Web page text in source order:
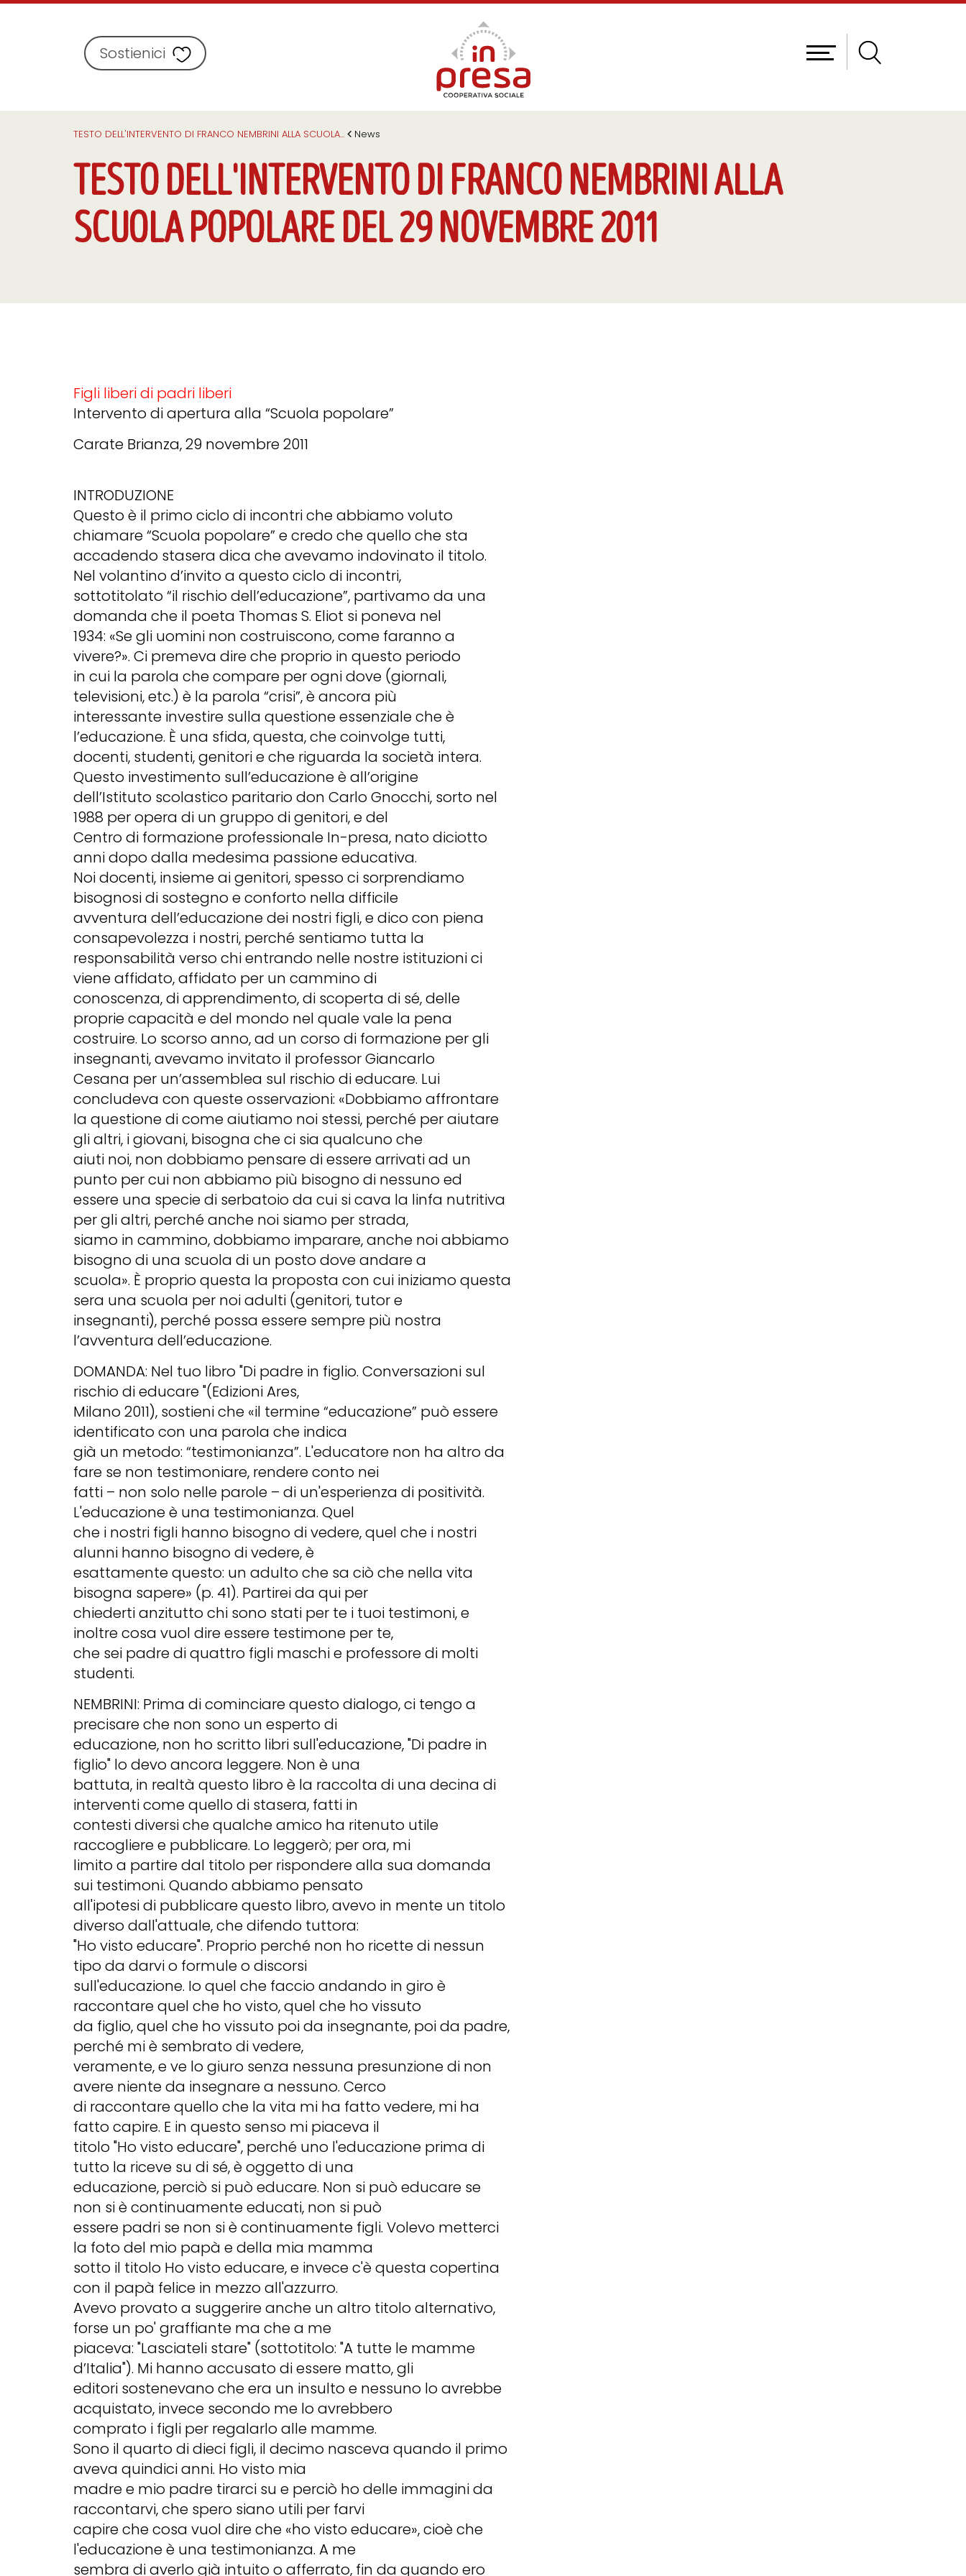
Sostienici
News
TESTO DELL'INTERVENTO DI FRANCO NEMBRINI ALLA SCUOLA...
TESTO DELL'INTERVENTO DI FRANCO NEMBRINI ALLA
SCUOLA POPOLARE DEL 29 NOVEMBRE 2011
Figli liberi di padri liberi
Intervento di apertura alla “Scuola popolare”
Carate Brianza, 29 novembre 2011
INTRODUZIONE
Questo è il primo ciclo di incontri che abbiamo voluto
chiamare “Scuola popolare” e credo che quello che sta
accadendo stasera dica che avevamo indovinato il titolo.
Nel volantino d’invito a questo ciclo di incontri,
sottotitolato “il rischio dell’educazione”, partivamo da una
domanda che il poeta Thomas S. Eliot si poneva nel
1934: «Se gli uomini non costruiscono, come faranno a
vivere?». Ci premeva dire che proprio in questo periodo
in cui la parola che compare per ogni dove (giornali,
televisioni, etc.) è la parola “crisi”, è ancora più
interessante investire sulla questione essenziale che è
l’educazione. È una sfida, questa, che coinvolge tutti,
docenti, studenti, genitori e che riguarda la società intera.
Questo investimento sull’educazione è all’origine
dell’Istituto scolastico paritario don Carlo Gnocchi, sorto nel
1988 per opera di un gruppo di genitori, e del
Centro di formazione professionale In-presa, nato diciotto
anni dopo dalla medesima passione educativa.
Noi docenti, insieme ai genitori, spesso ci sorprendiamo
bisognosi di sostegno e conforto nella difficile
avventura dell’educazione dei nostri figli, e dico con piena
consapevolezza i nostri, perché sentiamo tutta la
responsabilità verso chi entrando nelle nostre istituzioni ci
viene affidato, affidato per un cammino di
conoscenza, di apprendimento, di scoperta di sé, delle
proprie capacità e del mondo nel quale vale la pena
costruire. Lo scorso anno, ad un corso di formazione per gli
insegnanti, avevamo invitato il professor Giancarlo
Cesana per un’assemblea sul rischio di educare. Lui
concludeva con queste osservazioni: «Dobbiamo affrontare
la questione di come aiutiamo noi stessi, perché per aiutare
gli altri, i giovani, bisogna che ci sia qualcuno che
aiuti noi, non dobbiamo pensare di essere arrivati ad un
punto per cui non abbiamo più bisogno di nessuno ed
essere una specie di serbatoio da cui si cava la linfa nutritiva
per gli altri, perché anche noi siamo per strada,
siamo in cammino, dobbiamo imparare, anche noi abbiamo
bisogno di una scuola di un posto dove andare a
scuola». È proprio questa la proposta con cui iniziamo questa
sera una scuola per noi adulti (genitori, tutor e
insegnanti), perché possa essere sempre più nostra
l’avventura dell’educazione.
DOMANDA: Nel tuo libro "Di padre in figlio. Conversazioni sul
rischio di educare "(Edizioni Ares,
Milano 2011), sostieni che «il termine “educazione” può essere
identificato con una parola che indica
già un metodo: “testimonianza”. L'educatore non ha altro da
fare se non testimoniare, rendere conto nei
fatti – non solo nelle parole – di un'esperienza di positività.
L'educazione è una testimonianza. Quel
che i nostri figli hanno bisogno di vedere, quel che i nostri
alunni hanno bisogno di vedere, è
esattamente questo: un adulto che sa ciò che nella vita
bisogna sapere» (p. 41). Partirei da qui per
chiederti anzitutto chi sono stati per te i tuoi testimoni, e
inoltre cosa vuol dire essere testimone per te,
che sei padre di quattro figli maschi e professore di molti
studenti.
NEMBRINI: Prima di cominciare questo dialogo, ci tengo a
precisare che non sono un esperto di
educazione, non ho scritto libri sull'educazione, "Di padre in
figlio" lo devo ancora leggere. Non è una
battuta, in realtà questo libro è la raccolta di una decina di
interventi come quello di stasera, fatti in
contesti diversi che qualche amico ha ritenuto utile
raccogliere e pubblicare. Lo leggerò; per ora, mi
limito a partire dal titolo per rispondere alla sua domanda
sui testimoni. Quando abbiamo pensato
all'ipotesi di pubblicare questo libro, avevo in mente un titolo
diverso dall'attuale, che difendo tuttora:
"Ho visto educare". Proprio perché non ho ricette di nessun
tipo da darvi o formule o discorsi
sull'educazione. Io quel che faccio andando in giro è
raccontare quel che ho visto, quel che ho vissuto
da figlio, quel che ho vissuto poi da insegnante, poi da padre,
perché mi è sembrato di vedere,
veramente, e ve lo giuro senza nessuna presunzione di non
avere niente da insegnare a nessuno. Cerco
di raccontare quello che la vita mi ha fatto vedere, mi ha
fatto capire. E in questo senso mi piaceva il
titolo "Ho visto educare", perché uno l'educazione prima di
tutto la riceve su di sé, è oggetto di una
educazione, perciò si può educare. Non si può educare se
non si è continuamente educati, non si può
essere padri se non si è continuamente figli. Volevo metterci
la foto del mio papà e della mia mamma
sotto il titolo Ho visto educare, e invece c'è questa copertina
con il papà felice in mezzo all'azzurro.
Avevo provato a suggerire anche un altro titolo alternativo,
forse un po' graffiante ma che a me
piaceva: "Lasciateli stare" (sottotitolo: "A tutte le mamme
d’Italia"). Mi hanno accusato di essere matto, gli
editori sostenevano che era un insulto e nessuno lo avrebbe
acquistato, invece secondo me lo avrebbero
comprato i figli per regalarlo alle mamme.
Sono il quarto di dieci figli, il decimo nasceva quando il primo
aveva quindici anni. Ho visto mia
madre e mio padre tirarci su e perciò ho delle immagini da
raccontarvi, che spero siano utili per farvi
capire che cosa vuol dire che «ho visto educare», cioè che
l'educazione è una testimonianza. A me
sembra di averlo già intuito o afferrato, fin da quando ero